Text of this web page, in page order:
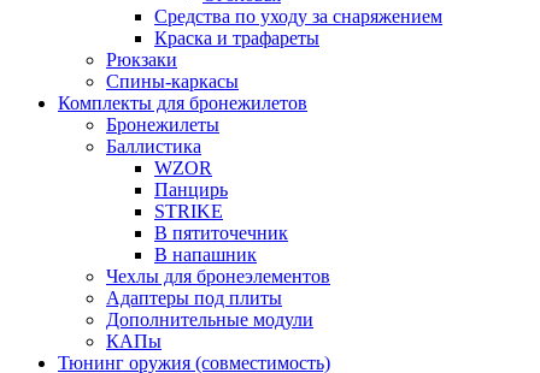
Средства по уходу за снаряжением
Краска и трафареты
Рюкзаки
Спины-каркасы
Комплекты для бронежилетов
Бронежилеты
Баллистика
WZOR
Панцирь
STRIKE
В пятиточечник
В напашник
Чехлы для бронеэлементов
Адаптеры под плиты
Дополнительные модули
КАПы
Тюнинг оружия (совместимость)